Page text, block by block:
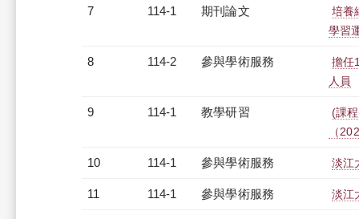
7 114-1 期刊論文
培養
學習
8 114-2 參與學術服務
擔任
人員
9 114-1 教學研習
(課
（
10 114-1 參與學術服務 淡江
11 114-1 參與學術服務 淡江